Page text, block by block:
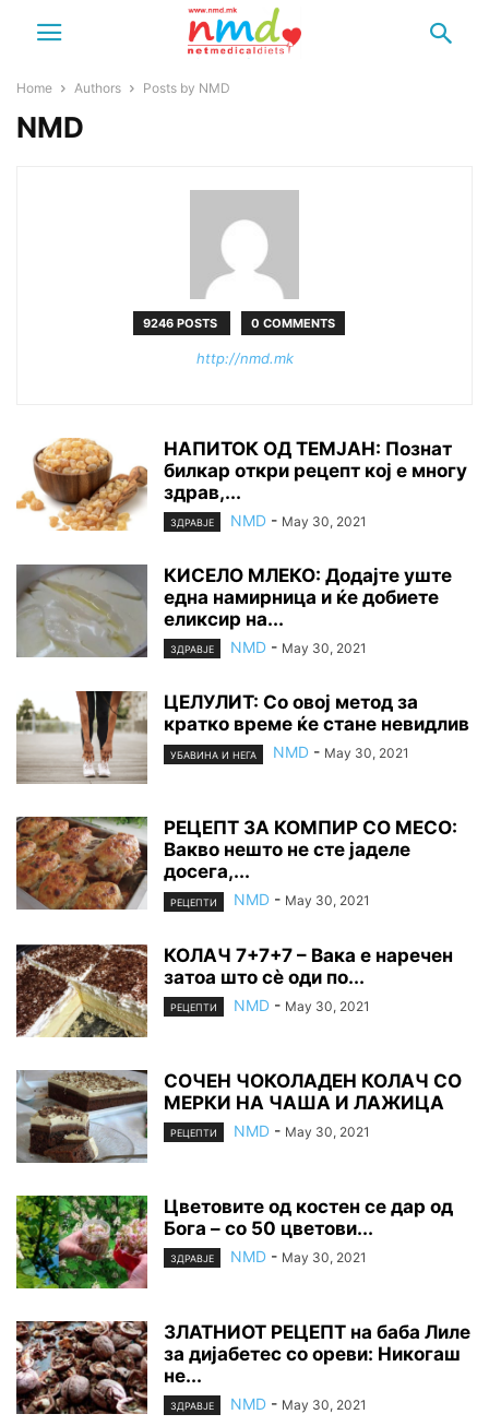
Home Authors Posts by NMD
NMD
9246 POSTS 0 COMMENTS
http://nmd.mk
НАПИТОК ОД ТЕМЈАН: Познат
билкар откри рецепт кој е многу
здрав,...
ЗДРАВЈЕ NMD - May 30, 2021
КИСЕЛО МЛЕКО: Додајте уште
една намирница и ќе добиете
еликсир на...
ЗДРАВЈЕ NMD - May 30, 2021
ЦЕЛУЛИТ: Со овој метод за
кратко време ќе стане невидлив
УБАВИНА И НЕГА NMD - May 30, 2021
РЕЦЕПТ ЗА КОМПИР СО МЕСО:
Вакво нешто не сте јаделе
досега,...
РЕЦЕПТИ NMD - May 30, 2021
КОЛАЧ 7+7+7 – Вака е наречен
затоа што сè оди по...
РЕЦЕПТИ NMD - May 30, 2021
СОЧЕН ЧОКОЛАДЕН КОЛАЧ СО
МЕРКИ НА ЧАША И ЛАЖИЦА
РЕЦЕПТИ NMD - May 30, 2021
Цветовите од костен се дар од
Бога – со 50 цветови...
ЗДРАВЈЕ NMD - May 30, 2021
ЗЛАТНИОТ РЕЦЕПТ на баба Лиле
за дијабетес со ореви: Никогаш
не...
ЗДРАВЈЕ NMD - May 30, 2021